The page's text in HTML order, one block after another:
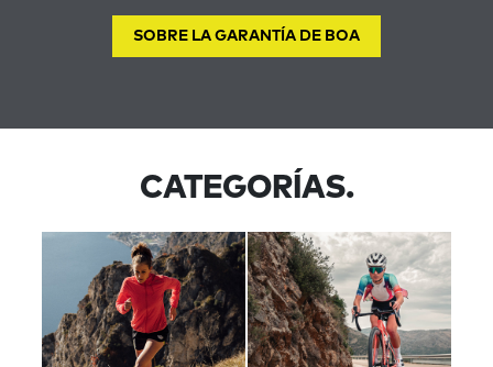
SOBRE LA GARANTÍA DE BOA
CATEGORÍAS.